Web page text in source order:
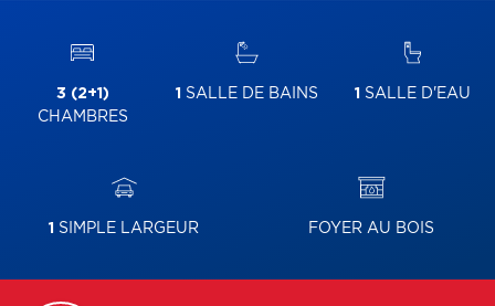
3 (2+1)
CHAMBRES
1 SALLE DE BAINS 1 SALLE D'EAU
1 SIMPLE LARGEUR FOYER AU BOIS